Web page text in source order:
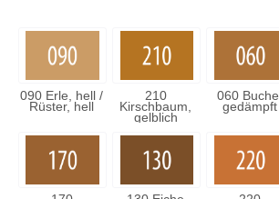
090 Erle, hell /
Rüster, hell
210
Kirschbaum,
gelblich
060 Buche,
gedämpft